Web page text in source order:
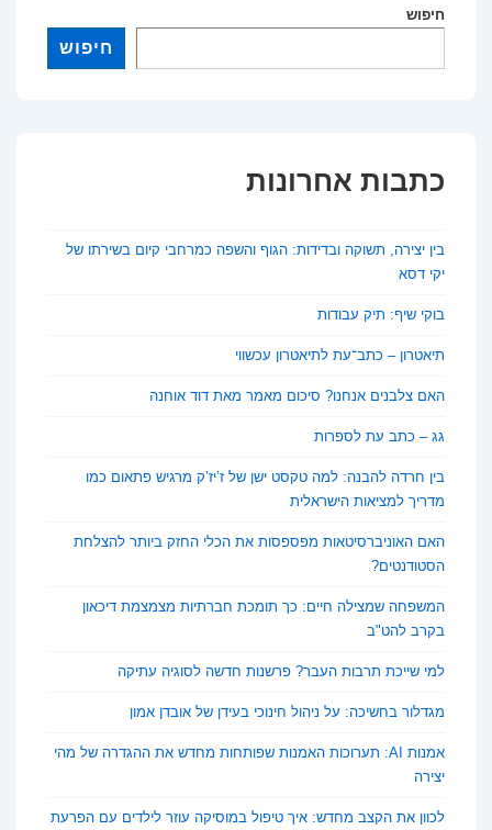
פרשנות
חיפוש
חיפוש
כתבות אחרונות
בין יצירה, תשוקה ובדידות: הגוף והשפה כמרחבי קיום בשירתו של
יקי דסא
בוקי שיף: תיק עבודות
תיאטרון – כתב־עת לתיאטרון עכשווי
האם צלבנים אנחנו? סיכום מאמר מאת דוד אוחנה
גג – כתב עת לספרות
בין חרדה להבנה: למה טקסט ישן של ז’יז’ק מרגיש פתאום כמו
מדריך למציאות הישראלית
האם האוניברסיטאות מפספסות את הכלי החזק ביותר להצלחת
הסטודנטים?
המשפחה שמצילה חיים: כך תומכת חברתיות מצמצמת דיכאון
בקרב להט"ב
למי שייכת תרבות העבר? פרשנות חדשה לסוגיה עתיקה
מגדלור בחשיכה: על ניהול חינוכי בעידן של אובדן אמון
אמנות AI: תערוכות האמנות שפותחות מחדש את ההגדרה של מהי
יצירה
לכוון את הקצב מחדש: איך טיפול במוסיקה עוזר לילדים עם הפרעת